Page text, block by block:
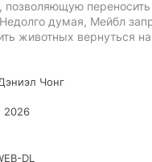
позволяющую
думая, Мейбл
животных вернуться
Чонг
2026
DL